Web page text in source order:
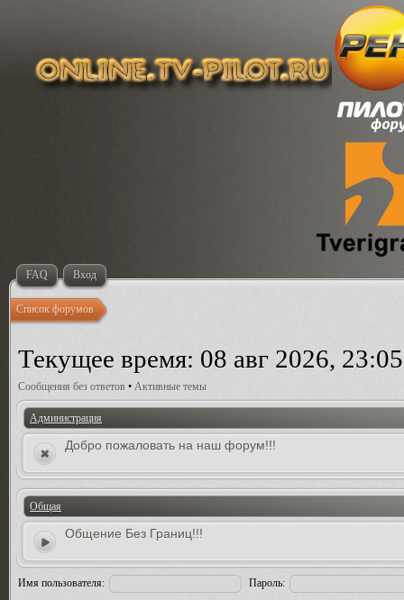
FAQ Вход
Список форумов
Текущее время: 08 авг 2026, 23:05
Сообщения без ответов • Активные темы
Администрация
Добро пожаловать на наш форум!!!
Общая
Общение Без Границ!!!
Имя пользователя: Пароль: